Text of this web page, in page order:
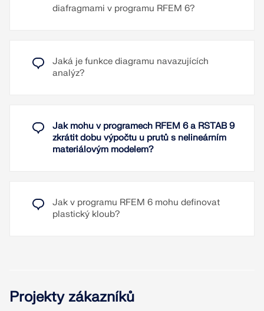
Přečíst si více
diafragmami v programu RFEM 6?
Jaká je funkce diagramu navazujících
analýz?
Jak mohu v programech RFEM 6 a RSTAB 9
zkrátit dobu výpočtu u prutů s nelineárním
materiálovým modelem?
Jak v programu RFEM 6 mohu definovat
plastický kloub?
Projekty zákazníků